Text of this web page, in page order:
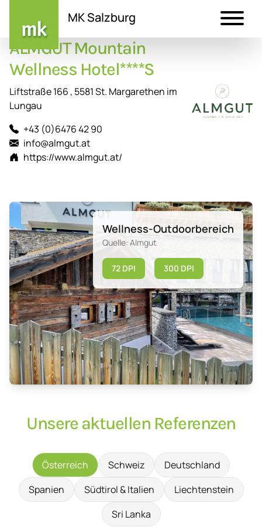
Inhalt
MK Salzburg
ALMGUT Mountain
Wellness Hotel****S
Liftstraße 166 , 5581 St. Margarethen im
Lungau
+43 (0)6476 42 90
info@almgut.at
https://www.almgut.at/
Wellness-Outdoorbereich
Quelle: Almgut
72 DPI 300 DPI
Unsere aktuellen Referenzen
Österreich Schweiz
Deutschland
Spanien
Südtirol & Italien
Liechtenstein
Sri Lanka